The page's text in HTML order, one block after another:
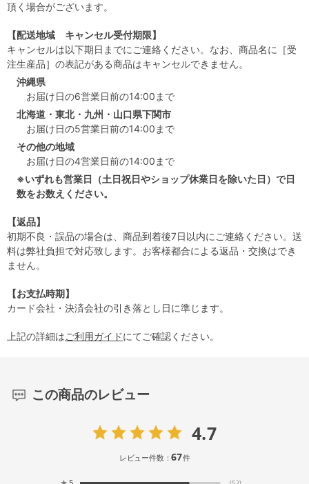
頂く場合がございます。
【配送地域 キャンセル受付期限】
キャンセルは以下期日までにご連絡ください。なお、商品名に［受
注生産品］の表記がある商品はキャンセルできません。
沖縄県
お届け日の6営業日前の14:00まで
北海道・東北・九州・山口県下関市
お届け日の5営業日前の14:00まで
その他の地域
お届け日の4営業日前の14:00まで
※いずれも営業日（土日祝日やショップ休業日を除いた日）で日
数をお数えください。
【返品】
初期不良・誤品の場合は、商品到着後7日以内にご連絡ください。送
料は弊社負担で対応致します。お客様都合による返品・交換はでき
ません。
【お支払時期】
カード会社・決済会社の引き落とし日に準じます。
上記の詳細はご利用ガイドにてご確認ください。
この商品のレビュー
4.7
レビュー件数：67件